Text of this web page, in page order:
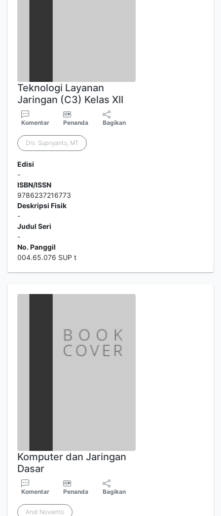
Teknologi Layanan
Jaringan (C3) Kelas XII
Komentar Penanda Bagikan
Drs. Supriyanto, MT
Edisi
-
ISBN/ISSN
9786237216773
Deskripsi Fisik
-
Judul Seri
-
No. Panggil
004.65.076 SUP t
Komputer dan Jaringan
Dasar
Komentar Penanda Bagikan
Andi Novianto